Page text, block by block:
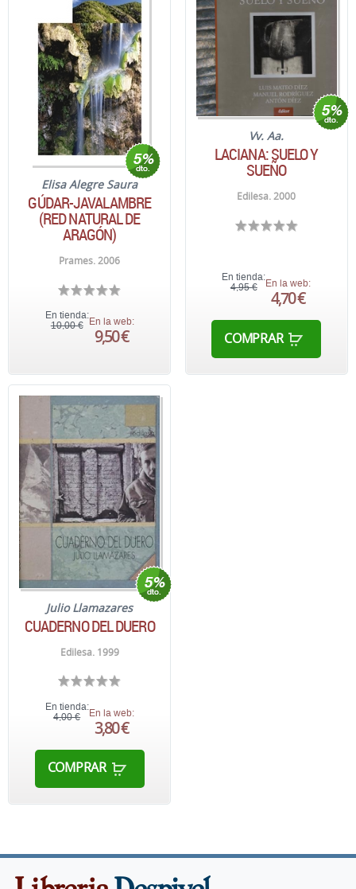
Elisa Alegre Saura
GÚDAR-JAVALAMBRE
(RED NATURAL DE
ARAGÓN)
Prames. 2006
En tienda:
10,00 € En la web:
9,50 €
Vv. Aa.
LACIANA: SUELO Y
SUEÑO
Edilesa. 2000
En tienda:
4,95 €
En la web:
4,70 €
COMPRAR
Julio Llamazares
CUADERNO DEL DUERO
Edilesa. 1999
En tienda:
4,00 €
En la web:
3,80 €
COMPRAR